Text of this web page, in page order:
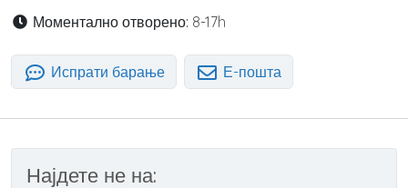
Моментално отворено: 8-17h
Испрати барање Е-пошта
Најдете не на: